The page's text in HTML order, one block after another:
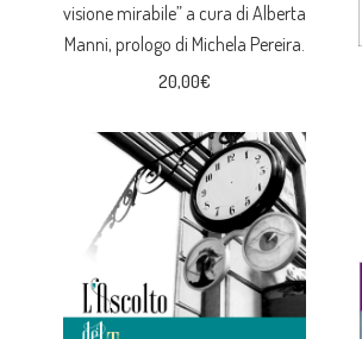
visione mirabile” a cura di Alberta
Manni, prologo di Michela Pereira.
20,00€